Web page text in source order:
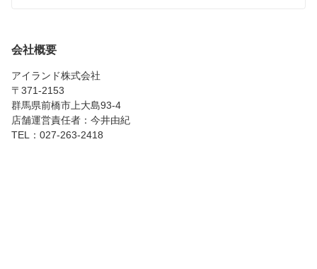
会社概要
アイランド株式会社
〒371-2153
群馬県前橋市上大島93-4
店舗運営責任者：今井由紀
TEL：027-263-2418